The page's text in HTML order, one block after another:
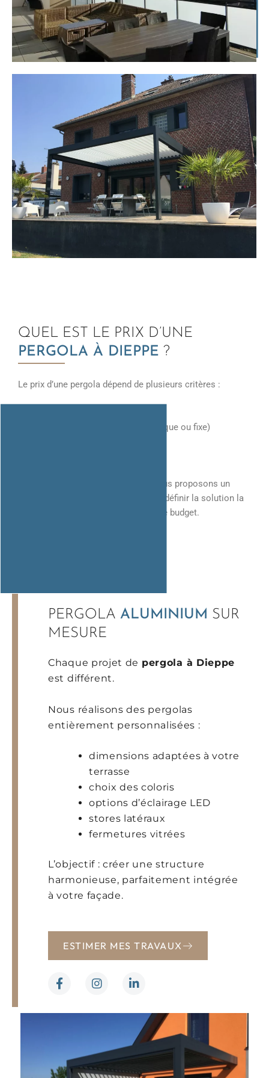
QUEL EST LE PRIX D’UNE
PERGOLA À DIEPPE ?
Le prix d’une pergola dépend de plusieurs critères :
type de pergola (bioclimatique ou fixe)
Chaque projet étant unique, nous vous proposons un
afin de définir la solution la
plus adaptée à vos besoins et à votre budget.
PERGOLA ALUMINIUM SUR
MESURE
Chaque projet de pergola à Dieppe
est différent.
Nous réalisons des pergolas
entièrement personnalisées :
dimensions adaptées à votre
terrasse
choix des coloris
options d’éclairage LED
stores latéraux
fermetures vitrées
L’objectif : créer une structure
harmonieuse, parfaitement intégrée
à votre façade.
ESTIMER MES TRAVAUX
F
a
e
-
I
n
t
a
m
L
i
k
d
i
n
-